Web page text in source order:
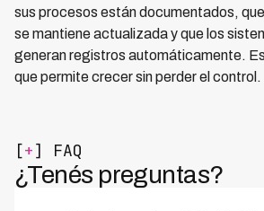
sus procesos están documentados,
se mantiene actualizada y que los
generan registros automáticamente.
que permite crecer sin perder el control.
[+] FAQ
¿Tenés preguntas?